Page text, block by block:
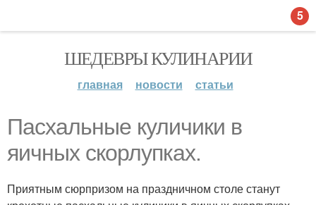
ШЕДЕВРЫ КУЛИНАРИИ
главная новости статьи
Пасхальные куличики в
яичных скорлупках.
Приятным сюрпризом на праздничном столе станут
5